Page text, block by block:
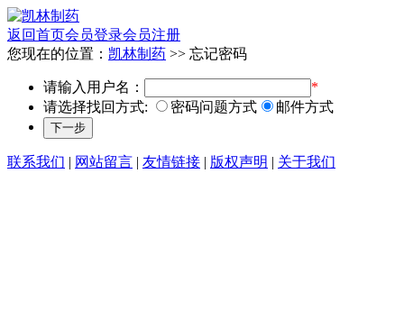
返回首页会员登录会员注册
您现在的位置： 凯林制药 >> 忘记密码
请输入用户名：
*
请选择找回方式:
密码问题方式 邮件方式
联系我们 | 网站留言 | 友情链接 | 版权声明 | 关于我们